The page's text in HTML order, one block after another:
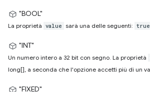
"BOOL"
La proprietà value sarà una delle seguenti: true
"INT"
Un numero intero a 32 bit con segno. La proprietà
long[], a seconda che l'opzione accetti più di un
"FIXED"